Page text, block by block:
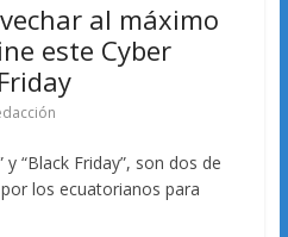
al máximo
este Cyber
“Black Friday”, son dos de
los ecuatorianos para